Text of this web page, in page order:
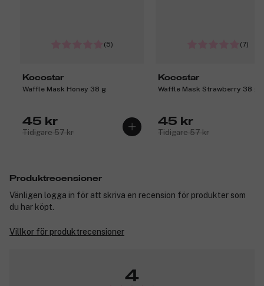
(5)
Kocostar
Waffle Mask Honey 38 g
45 kr
Tidigare 57 kr
(7)
Kocostar
Waffle Mask Strawberry 38 g
45 kr
Tidigare 57 kr
Produktrecensioner
Vänligen logga in för att skriva en recension för produkter som
du har köpt.
Villkor för produktrecensioner
4